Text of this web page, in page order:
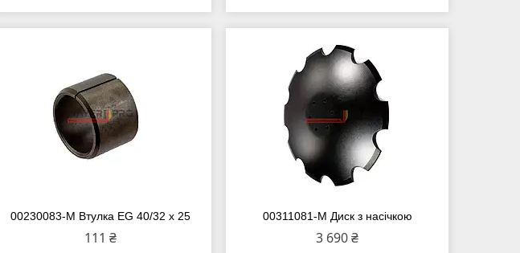
00230083-M Втулка EG 40/32 x 25
111 ₴
00311081-M Диск з насічкою
3 690 ₴